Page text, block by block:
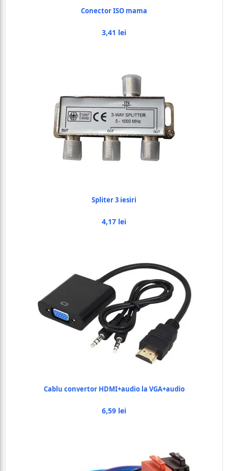
Conector ISO mama
3,41 lei
Spliter 3 iesiri
4,17 lei
Cablu convertor HDMI+audio la VGA+audio
6,59 lei